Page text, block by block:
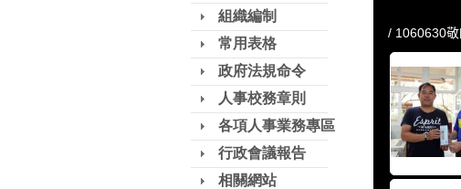
組織編制
常用表格
政府法規命令
人事校務章則
各項人事業務專區
行政會議報告
相關網站